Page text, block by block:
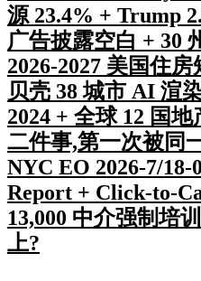
源 23.4% + Trump
广告披露空白 + 30
2026-2027 美国住
贝壳 38 城市 AI 渲
2024 + 全球 12 国
二件事,第一次被同
NYC EO 2026-7/
Report + Click-to-
13,000 中介强制培
上?